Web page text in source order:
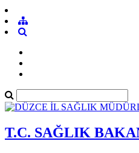
T.C. SAĞLIK